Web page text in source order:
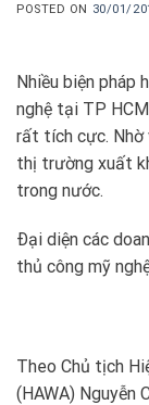
POSTED ON 30/01/
Nhiều biện pháp
nghệ tại TP
rất tích cực. Nhờ
thị trường xuất
trong nước.
Ðại diện các
thủ công mỹ
Theo Chủ tịch
(HAWA) Nguyễn